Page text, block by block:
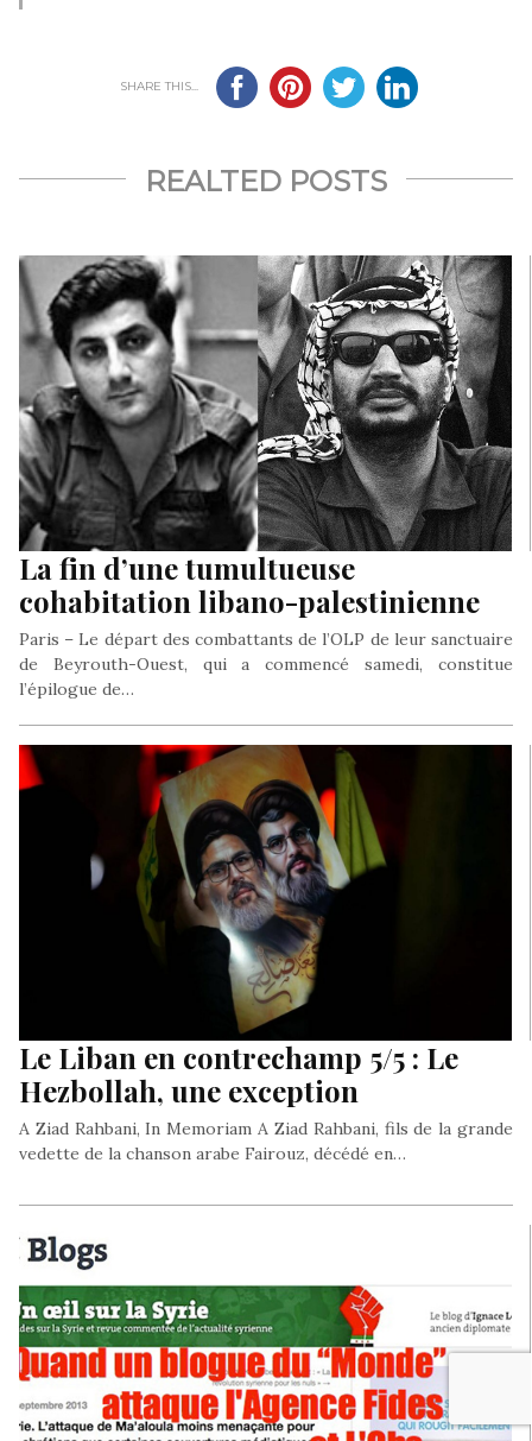
SHARE THIS...
REALTED POSTS
La fin d’une tumultueuse
cohabitation libano-palestinienne
Paris – Le départ des combattants de l’OLP de leur sanctuaire
de Beyrouth-Ouest, qui a commencé samedi, constitue
l’épilogue de…
Le Liban en contrechamp 5/5 : Le
Hezbollah, une exception
A Ziad Rahbani, In Memoriam A Ziad Rahbani, fils de la grande
vedette de la chanson arabe Fairouz, décédé en…